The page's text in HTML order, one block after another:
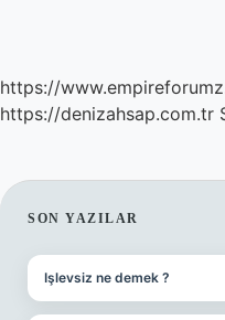
https://
https://denizahsap.com.tr
SIDEBAR
SON YAZILAR
Işlevsiz ne demek ?